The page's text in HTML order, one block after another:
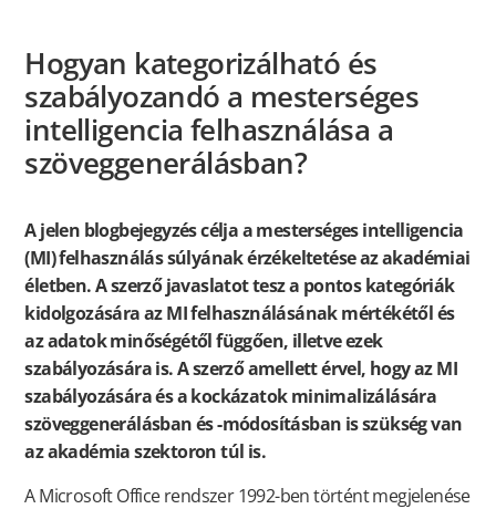
Hogyan kategorizálható és
szabályozandó a mesterséges
intelligencia felhasználása a
szöveggenerálásban?
A jelen blogbejegyzés célja a mesterséges intelligencia
(MI) felhasználás súlyának érzékeltetése az akadémiai
életben. A szerző javaslatot tesz a pontos kategóriák
kidolgozására az MI felhasználásának mértékétől és
az adatok minőségétől függően, illetve ezek
szabályozására is. A szerző amellett érvel, hogy az MI
szabályozására és a kockázatok minimalizálására
szöveggenerálásban és -módosításban is szükség van
az akadémia szektoron túl is.
A Microsoft Office rendszer 1992-ben történt megjelenése